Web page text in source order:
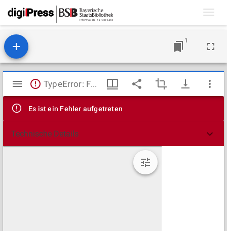
1
Mirador
Viewer
TypeError: Failed to fetch
Es ist ein Fehler aufgetreten
Technische Details